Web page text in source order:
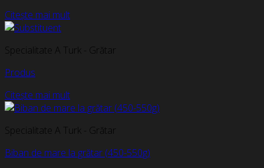
Citește mai mult
Specialitate A Turk - Grătar
Produs
Citește mai mult
Specialitate A Turk - Grătar
Biban de mare la grătar (450-550g)